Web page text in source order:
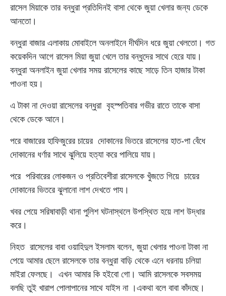
রাসেল মিয়াকে তার বন্ধুরা প্রতিদিনই বাসা থেকে জুয়া খেলার জন্য ডেকে
আনতো।
বন্ধুরা বাজার এলাকায় মোবাইলে অনলাইনে দীর্ঘদিন ধরে জুয়া খেলতো। গত
কয়েকদিন আগে রাসেল মিয়া জুয়া খেলে তার বন্ধুদের সাথে হেরে যায়।
বন্ধুরা অনলাইন জুয়া খেলার সময় রাসেলের কাছে সাড়ে তিন হাজার টাকা
পাওনা হয়।
এ টাকা না দেওয়া রাসেলের বন্ধুরা বৃহস্পতিবার গভীর রাতে তাকে বাসা
থেকে ডেকে আনে।
পরে বাজারের হাফিজুরের চায়ের দোকানের ভিতরে রাসেলের হাত-পা বেঁধে
দোকানের ধর্ণার সাথে ঝুলিয়ে হত্যা করে পালিয়ে যায়।
পরে পরিবারের লোকজন ও প্রতিবেশীরা রাসেলকে খুঁজতে গিয়ে চায়ের
দোকানের ভিতরে ঝুলানো লাশ দেখতে পায।
খবর পেয়ে সরিষাবাড়ী থানা পুলিশ ঘটনাস্থলে উপস্থিত হয়ে লাশ উদ্ধার
করে।
নিহত রাসেলের বাবা ওয়াহিদুল ইসলাম বলেন, জুয়া খেলার পাওনা টাকা না
পেয়ে আমার ছেলে রাসেলকে তার বন্ধুরা বাড়ি থেকে এনে ধরনায় চলিয়া
মাইরা ফেলছে। এখন আমার কি হইবো গো। আমি রাসেলকে সবসময়
বলছি তুই খারাপ পোলাপানের সাথে যাইস না ।একথা বলে বাবা কাঁদছে।